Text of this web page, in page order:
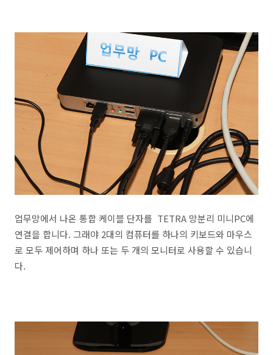
업무망에서 나온 통합 케이블 단자를 TETRA 망분리 미니PC에
연결을 합니다. 그래야 2대의 컴퓨터를 하나의 키보드와 마우스
로 모두 제어하며 하나 또는 두 개의 모니터로 사용할 수 있습니
다.